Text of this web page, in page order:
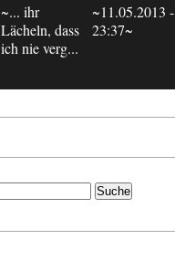
~... ihr
Lächeln, dass
ich nie verg...
~11.05.2013 -
23:37~